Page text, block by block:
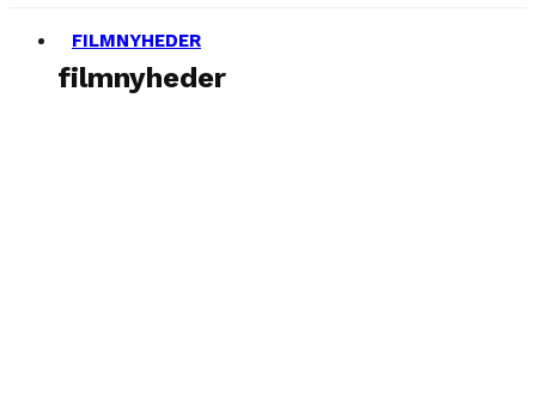
FILMNYHEDER
filmnyheder